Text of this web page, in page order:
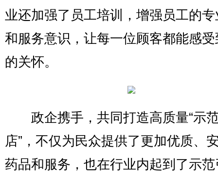
业还加强了员工培训，增强员工的
和服务意识，让每一位顾客都能感
的关怀。
政企携手，共同打造高质量“示
店”，不仅为民众提供了更加优质、
药品和服务，也在行业内起到了示